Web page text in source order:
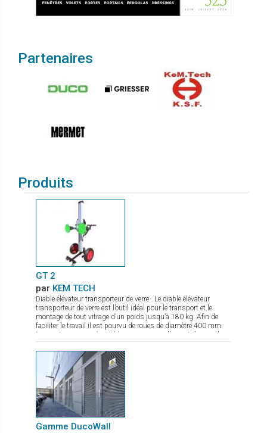
Partenaires
Produits
GT 2
par KEM TECH
Diable élévateur transporteur de verre . Le diable élévateur
transporteur de verre est l’outil idéal pour le transport et le
montage de tout vitrage d’un poids jusqu’à 180 kg. Afin de
faciliter le travail il est pourvu de roues de diamètre 400 mm.
Les ventouses se sécurité à pompe manuelle sont de grand
diamètre. Le palonnier porte verre permet une rotation complète
du verre, et de par sa conception compacte même en charge
peut passer par des portes. La mise en action sur chantier se
fait en quelques secondes. Il est de plus pourvu d’un frein de
parking.
Gamme DucoWall